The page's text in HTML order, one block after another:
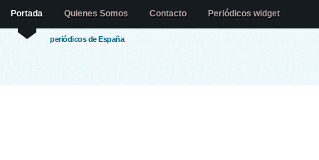
periódicos de España
Portada Quienes Somos Contacto Periódicos widget